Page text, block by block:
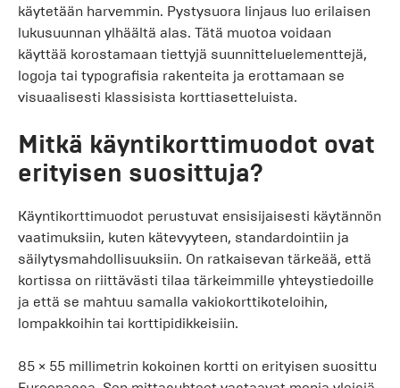
käytetään harvemmin. Pystysuora linjaus luo erilaisen
lukusuunnan ylhäältä alas. Tätä muotoa voidaan
käyttää korostamaan tiettyjä suunnitteluelementtejä,
logoja tai typografisia rakenteita ja erottamaan se
visuaalisesti klassisista korttiasetteluista.
Mitkä käyntikorttimuodot ovat
erityisen suosittuja?
Käyntikorttimuodot perustuvat ensisijaisesti käytännön
vaatimuksiin, kuten kätevyyteen, standardointiin ja
säilytysmahdollisuuksiin. On ratkaisevan tärkeää, että
kortissa on riittävästi tilaa tärkeimmille yhteystiedoille
ja että se mahtuu samalla vakiokorttikoteloihin,
lompakkoihin tai korttipidikkeisiin.
85 × 55 millimetrin kokoinen kortti on erityisen suosittu